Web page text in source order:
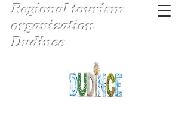
Regional tourism
organization
Dudince